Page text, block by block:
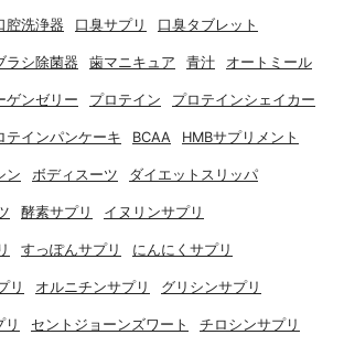
腔洗浄器 口臭サプリ 口臭タブレット
ラシ除菌器 歯マニキュア 青汁 オートミール
ゲンゼリー プロテイン プロテインシェイカー
テインパンケーキ BCAA HMBサプリメント
ン ボディスーツ ダイエットスリッパ
酵素サプリ イヌリンサプリ
すっぽんサプリ にんにくサプリ
リ オルニチンサプリ グリシンサプリ
リ セントジョーンズワート チロシンサプリ